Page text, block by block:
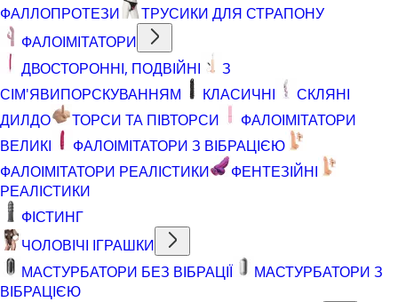
ФАЛЛОПРОТЕЗИ
ТРУСИКИ ДЛЯ СТРАПОНУ
ФАЛОІМІТАТОРИ
ДВОСТОРОННІ, ПОДВІЙНІ
З
СІМ'ЯВИПОРСКУВАННЯМ
КЛАСИЧНІ
СКЛЯНІ
ДИЛДО
ТОРСИ ТА ПІВТОРСИ
ФАЛОІМІТАТОРИ
ВЕЛИКІ
ФАЛОІМІТАТОРИ З ВІБРАЦІЄЮ
ФАЛОІМІТАТОРИ РЕАЛІСТИКИ
ФЕНТЕЗІЙНІ
РЕАЛІСТИКИ
ФІСТИНГ
ЧОЛОВІЧІ ІГРАШКИ
МАСТУРБАТОРИ БЕЗ ВІБРАЦІЇ
МАСТУРБАТОРИ З
ВІБРАЦІЄЮ